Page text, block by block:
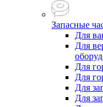
Запасные
Для
Для
Для
Для
Для
Для